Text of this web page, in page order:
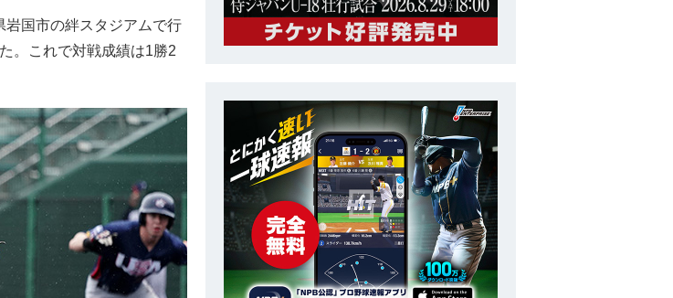
国市の絆スタジアムで行
。これで対戦成績は1勝2